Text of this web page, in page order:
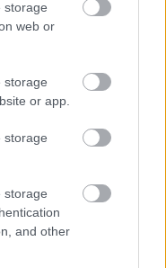
storage
web or
storage
or app.
storage
storage
and other
nappalival